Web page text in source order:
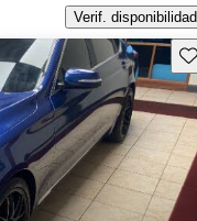
Verif. disponibilidad